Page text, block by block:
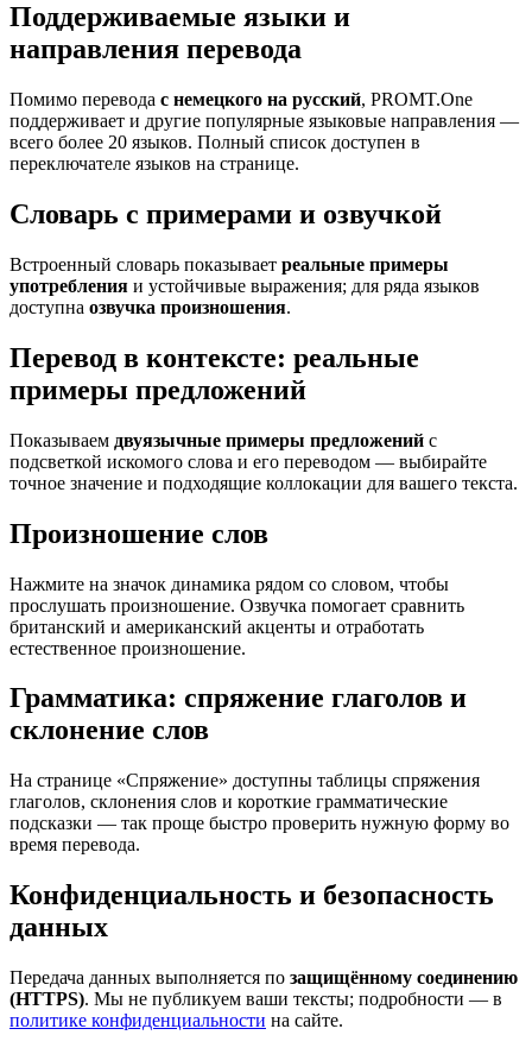
Поддерживаемые языки и
направления перевода
Помимо перевода с немецкого на русский, PROMT.One
поддерживает и другие популярные языковые направления —
всего более 20 языков. Полный список доступен в
переключателе языков на странице.
Словарь с примерами и озвучкой
Встроенный словарь показывает реальные примеры
употребления и устойчивые выражения; для ряда языков
доступна озвучка произношения.
Перевод в контексте: реальные
примеры предложений
Показываем двуязычные примеры предложений с
подсветкой искомого слова и его переводом — выбирайте
точное значение и подходящие коллокации для вашего текста.
Произношение слов
Нажмите на значок динамика рядом со словом, чтобы
прослушать произношение. Озвучка помогает сравнить
британский и американский акценты и отработать
естественное произношение.
Грамматика: спряжение глаголов и
склонение слов
На странице «Спряжение» доступны таблицы спряжения
глаголов, склонения слов и короткие грамматические
подсказки — так проще быстро проверить нужную форму во
время перевода.
Конфиденциальность и безопасность
данных
Передача данных выполняется по защищённому соединению
(HTTPS). Мы не публикуем ваши тексты; подробности — в
политике конфиденциальности на сайте.